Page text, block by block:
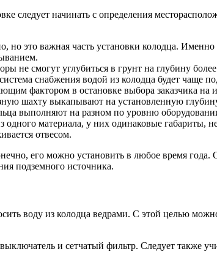
следует начинать с определения
это важная часть установки колодца. Именно
не смогут углубиться в грунт на глубину
снабжения водой из колодца будет чаще
фактором в остановке выбора заказчика на
шахту выкапывают на установленную
выполняют на разном по уровню
одного материала, у них одинаковые
отвесом.
его можно установить в любое время года.
подземного источника.
воду из колодца ведрами. С этой целью
и сетчатый фильтр. Следует также